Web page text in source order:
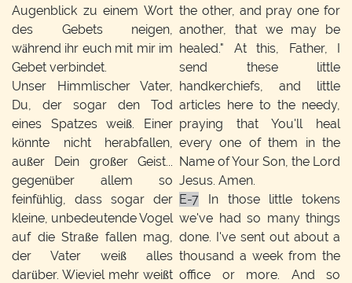
Augenblick zu einem Wort
des Gebets neigen,
während ihr euch mit mir im
Gebet verbindet.
Unser Himmlischer Vater,
Du, der sogar den Tod
eines Spatzes weiß. Einer
könnte nicht herabfallen,
außer Dein großer Geist...
gegenüber allem so
feinfühlig, dass sogar der
kleine, unbedeutende Vogel
auf die Straße fallen mag,
der Vater weiß alles
darüber. Wieviel mehr weißt
the other, and pray one for
another, that we may be
healed." At this, Father, I
send these little
handkerchiefs, and little
articles here to the needy,
praying that You'll heal
every one of them in the
Name of Your Son, the Lord
Jesus. Amen.
E-7 In those little tokens
we've had so many things
done. I've sent out about a
thousand a week from the
office or more. And so